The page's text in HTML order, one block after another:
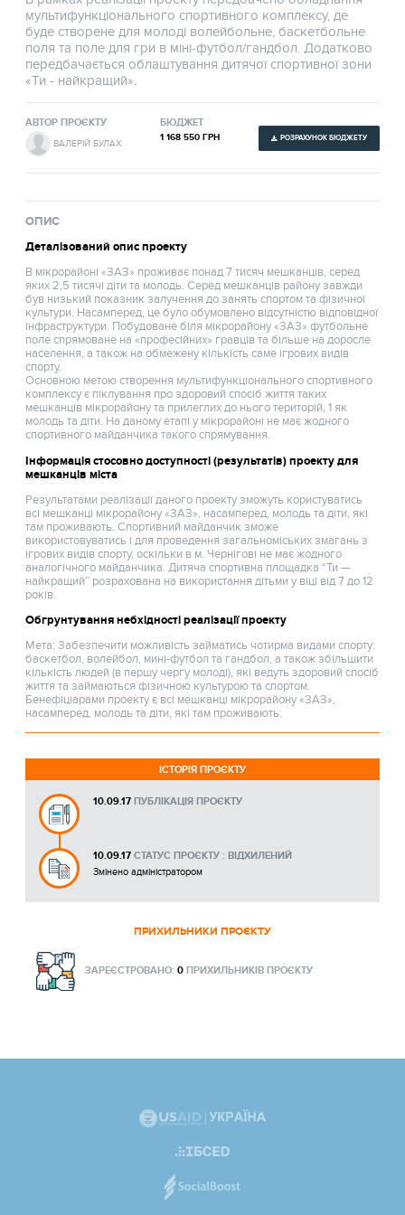
мультифункціонального спортивного комплексу, де
буде створене для молоді волейбольне, баскетбольне
поля та поле для гри в міні-футбол/гандбол. Додатково
передбачається облаштування дитячої спортивної зони
«Ти - найкращий».
АВТОР ПРОЄКТУ
ВАЛЕРІЙ БУЛАХ
БЮДЖЕТ
1 168 550 ГРН РОЗРАХУНОК БЮДЖЕТУ
ОПИС
Деталізований опис проекту
В мікрорайоні «ЗАЗ» проживає понад 7 тисяч мешканців, серед
яких 2,5 тисячі діти та молодь. Серед мешканців району завжди
був низький показник залучення до занять спортом та фізичної
культури. Насамперед, це було обумовлено відсутністю відповідної
інфраструктури. Побудоване біля мікрорайону «ЗАЗ» футбольне
поле спрямоване на «професійних» гравців та більше на доросле
населення, а також на обмежену кількість саме ігрових видів
спорту.
Основною метою створення мультифункціонального спортивного
комплексу є піклування про здоровий спосіб життя таких
мешканців мікрорайону та прилеглих до нього територій, 1 як
молодь та діти. На даному етапі у мікрорайоні не має жодного
спортивного майданчика такого спрямування.
Інформація стосовно доступності (результатів) проекту для
мешканців міста
Результатами реалізації даного проекту зможуть користуватись
всі мешканці мікрорайону «ЗАЗ», насамперед, молодь та діти, які
там проживають. Спортивний майданчик зможе
використовуватись і для проведення загальноміських змагань з
ігрових видів спорту, оскільки в м. Чернігові не має жодного
аналогічного майданчика. Дитяча спортивна площадка “Ти —
найкращий” розрахована на використання дітьми у віці від 7 до 12
років.
Обгрунтування небхідності реалізації проекту
Мета: Забезпечити можливість займатись чотирма видами спорту:
баскетбол, волейбол, мині-футбол та гандбол, а також збільшити
кількість людей (в першу чергу молоді), які ведуть здоровий спосіб
життя та займаються фізичною культурою та спортом.
Бенефіціарами проекту є всі мешканці мікрорайону «ЗАЗ»,
насамперед, молодь та діти, які там проживають.
ІСТОРІЯ ПРОЄКТУ
10.09.17 ПУБЛІКАЦІЯ ПРОЄКТУ
10.09.17 СТАТУС ПРОЄКТУ : ВІДХИЛЕНИЙ
Змінено адміністратором
ПРИХИЛЬНИКИ ПРОЄКТУ
ЗАРЕЄСТРОВАНО:0 ПРИХИЛЬНИКІВ ПРОЄКТУ